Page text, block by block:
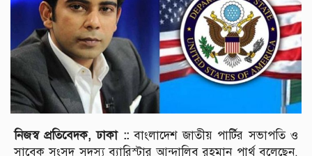
নিজস্ব প্রতিবেদক, ঢাকা ::বাংলাদেশ জাতীয় পার্টির সভাপতি ও
সাবেক সংসদ সদস্য ব্যারিস্টার আন্দালিব রহমান পার্থ বলেছেন,